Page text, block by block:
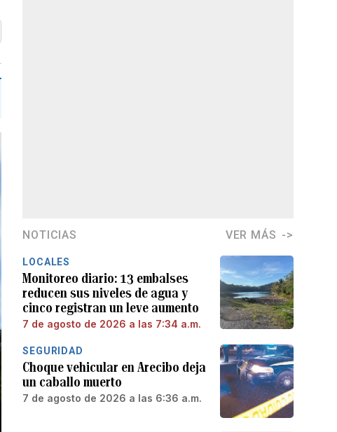
NOTICIAS VER MÁS
LOCALES
Monitoreo diario: 13 embalses
reducen sus niveles de agua y
cinco registran un leve aumento
7 de agosto de 2026 a las 7:34 a.m.
SEGURIDAD
Choque vehicular en Arecibo deja
un caballo muerto
7 de agosto de 2026 a las 6:36 a.m.